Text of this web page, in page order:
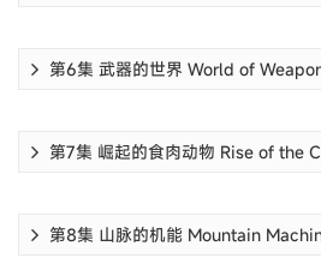
第6集 武器的世界 World of
第7集 崛起的食肉动物 Rise of the
第8集 山脉的机能 Mountain